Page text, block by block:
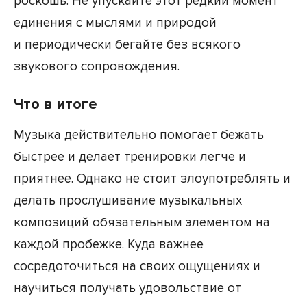
единения с мыслями и природой
и периодически бегайте без всякого
звукового сопровождения.
Что в итоге
Музыка действительно помогает бежать
быстрее и делает тренировки легче и
приятнее. Однако не стоит злоупотреблять и
делать прослушивание музыкальных
композиций обязательным элементом на
каждой пробежке. Куда важнее
сосредоточиться на своих ощущениях и
научиться получать удовольствие от